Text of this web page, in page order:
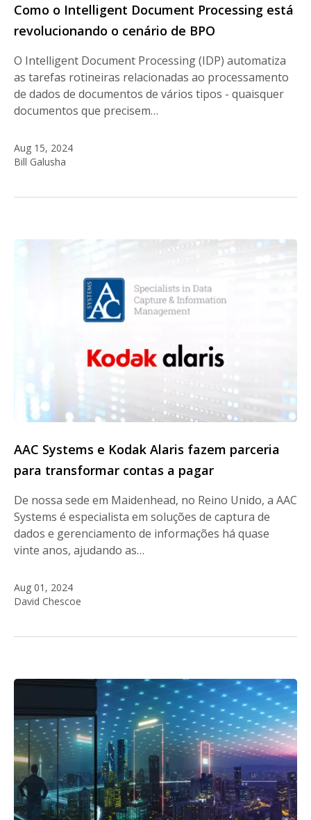
Como o Intelligent Document Processing está
revolucionando o cenário de BPO
O Intelligent Document Processing (IDP) automatiza
as tarefas rotineiras relacionadas ao processamento
de dados de documentos de vários tipos - quaisquer
documentos que precisem…
Aug 15, 2024
Bill Galusha
AAC Systems e Kodak Alaris fazem parceria
para transformar contas a pagar
De nossa sede em Maidenhead, no Reino Unido, a AAC
Systems é especialista em soluções de captura de
dados e gerenciamento de informações há quase
vinte anos, ajudando as…
Aug 01, 2024
David Chescoe